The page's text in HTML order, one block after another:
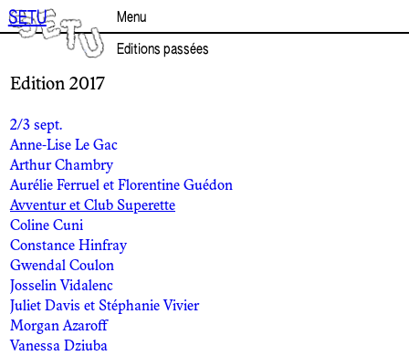
Aller
au
SETU Menu
Editions passées
Edition 2017
2/3 sept.
Anne-Lise Le Gac
Arthur Chambry
Aurélie Ferruel et Florentine Guédon
Avventur et Club Superette
Coline Cuni
Constance Hinfray
Gwendal Coulon
Josselin Vidalenc
Juliet Davis et Stéphanie Vivier
Morgan Azaroff
Vanessa Dziuba